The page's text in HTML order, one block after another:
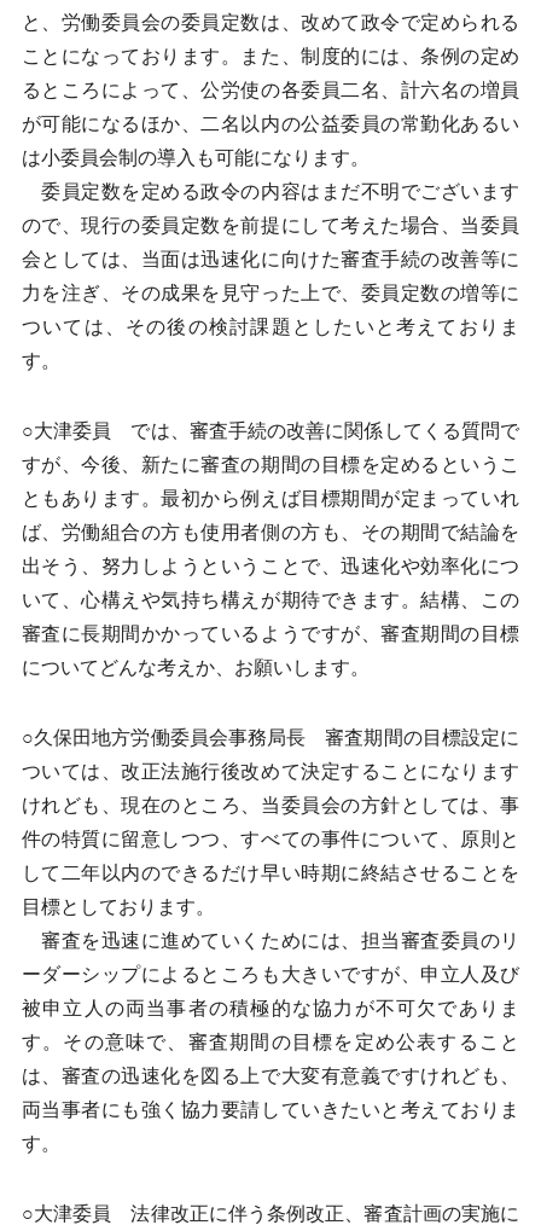
と、労働委員会の委員定数は、改めて政令で定められる
ことになっております。また、制度的には、条例の定め
るところによって、公労使の各委員二名、計六名の増員
が可能になるほか、二名以内の公益委員の常勤化あるい
は小委員会制の導入も可能になります。
委員定数を定める政令の内容はまだ不明でございます
ので、現行の委員定数を前提にして考えた場合、当委員
会としては、当面は迅速化に向けた審査手続の改善等に
力を注ぎ、その成果を見守った上で、委員定数の増等に
ついては、その後の検討課題としたいと考えておりま
す。
○大津委員 では、審査手続の改善に関係してくる質問で
すが、今後、新たに審査の期間の目標を定めるというこ
ともあります。最初から例えば目標期間が定まっていれ
ば、労働組合の方も使用者側の方も、その期間で結論を
出そう、努力しようということで、迅速化や効率化につ
いて、心構えや気持ち構えが期待できます。結構、この
審査に長期間かかっているようですが、審査期間の目標
についてどんな考えか、お願いします。
○久保田地方労働委員会事務局長 審査期間の目標設定に
ついては、改正法施行後改めて決定することになります
けれども、現在のところ、当委員会の方針としては、事
件の特質に留意しつつ、すべての事件について、原則と
して二年以内のできるだけ早い時期に終結させることを
目標としております。
審査を迅速に進めていくためには、担当審査委員のリ
ーダーシップによるところも大きいですが、申立人及び
被申立人の両当事者の積極的な協力が不可欠でありま
す。その意味で、審査期間の目標を定め公表すること
は、審査の迅速化を図る上で大変有意義ですけれども、
両当事者にも強く協力要請していきたいと考えておりま
す。
○大津委員 法律改正に伴う条例改正、審査計画の実施に